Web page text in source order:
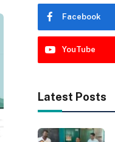
Facebook
YouTube
Latest Posts